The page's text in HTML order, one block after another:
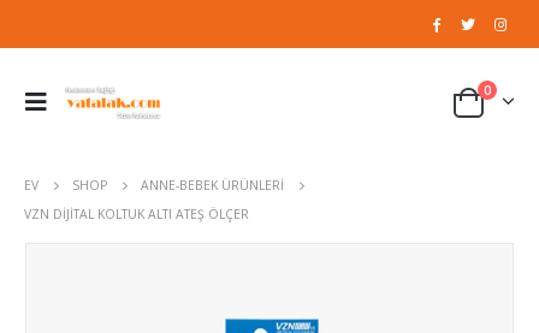
0
EV SHOP
ANNE-BEBEK ÜRÜNLERI
VZN DIJITAL KOLTUK ALTI ATEŞ ÖLÇER